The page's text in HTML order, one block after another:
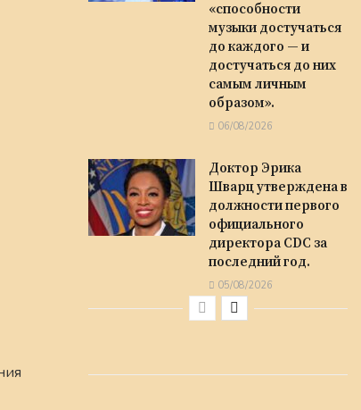
«способности
музыки достучаться
до каждого — и
достучаться до них
самым личным
образом».
06/08/2026
Доктор Эрика
Шварц утверждена в
должности первого
официального
директора CDC за
последний год.
05/08/2026